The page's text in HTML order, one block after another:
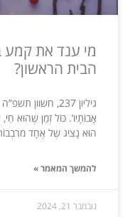
מי ענד את קמע
הבית הראשון?
גיליון 237,
אְַבוֹתָיו’. כּוֹל זְמַן שֶהוּא
הוּא נָצִיג שֶל אֶחָד
להמשך המאמר »
נובמבר 21, 2024